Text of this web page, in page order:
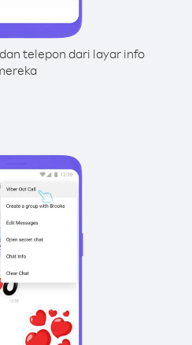
telepon dari layar info